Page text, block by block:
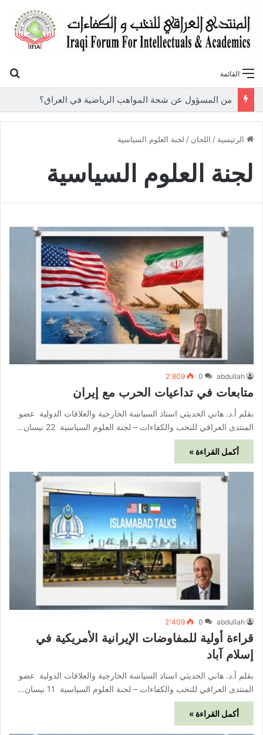
القائمة
الرئيسية / اللجان / لجنة العلوم السياسية
لجنة العلوم السياسية
abdullah
0 2٬809
متابعات في تداعيات الحرب مع إيران
بقلم أ.د. هاني الحديثي استاذ السياسة الخارجية والعلاقات الدولية عضو
المنتدى العراقي للنخب والكفاءات – لجنة العلوم السياسية 22 نيسان…
أكمل القراءة »
abdullah
0 2٬409
قراءة أولية للمفاوضات الإيرانية الأمريكية في
إسلام آباد
بقلم أ.د. هاني الحديثي استاذ السياسة الخارجية والعلاقات الدولية عضو
المنتدى العراقي للنخب والكفاءات – لجنة العلوم السياسية 11 نيسان…
أكمل القراءة »